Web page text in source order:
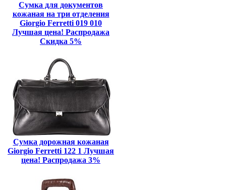
Сумка для документов
кожаная на три отделения
Giorgio Ferretti 019 010
Лучшая цена! Распродажа
Скидка 5%
Сумка дорожная кожаная
Giorgio Ferretti 122 1 Лучшая
цена! Распродажа 3%